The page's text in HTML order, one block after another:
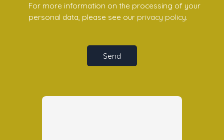
For more information on the processing of your
personal data, please see our privacy policy.
Send